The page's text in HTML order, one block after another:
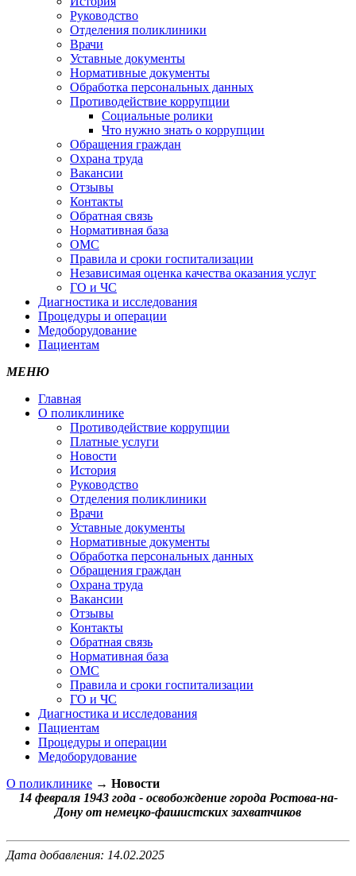
Руководство
Отделения поликлиники
Врачи
Уставные документы
Нормативные документы
Обработка персональных данных
Противодействие коррупции
Социальные ролики
Что нужно знать о коррупции
Обращения граждан
Охрана труда
Вакансии
Отзывы
Контакты
Обратная связь
Нормативная база
ОМС
Правила и сроки госпитализации
Независимая оценка качества оказания услуг
ГО и ЧС
Диагностика и исследования
Процедуры и операции
Медоборудование
Пациентам
МЕНЮ
Главная
О поликлинике
Противодействие коррупции
Платные услуги
Новости
История
Руководство
Отделения поликлиники
Врачи
Уставные документы
Нормативные документы
Обработка персональных данных
Обращения граждан
Охрана труда
Вакансии
Отзывы
Контакты
Обратная связь
Нормативная база
ОМС
Правила и сроки госпитализации
ГО и ЧС
Диагностика и исследования
Пациентам
Процедуры и операции
Медоборудование
О поликлинике → Новости
14 февраля 1943 года - освобождение города Ростова-на-
Дону от немецко-фашистских захватчиков
Дата добавления: 14.02.2025